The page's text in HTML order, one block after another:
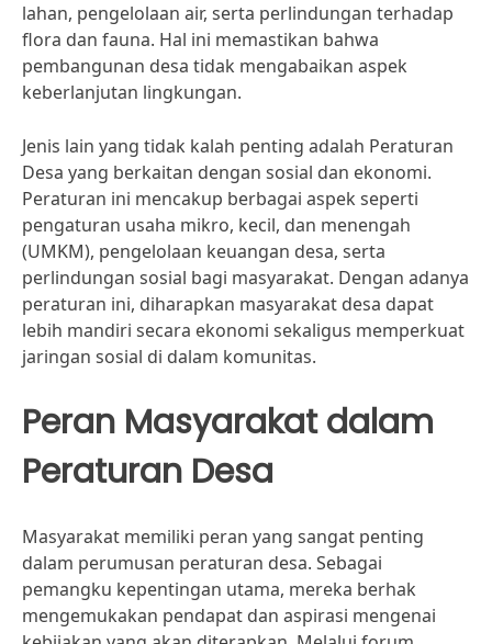
lahan, pengelolaan air, serta perlindungan terhadap
flora dan fauna. Hal ini memastikan bahwa
pembangunan desa tidak mengabaikan aspek
keberlanjutan lingkungan.
Jenis lain yang tidak kalah penting adalah Peraturan
Desa yang berkaitan dengan sosial dan ekonomi.
Peraturan ini mencakup berbagai aspek seperti
pengaturan usaha mikro, kecil, dan menengah
(UMKM), pengelolaan keuangan desa, serta
perlindungan sosial bagi masyarakat. Dengan adanya
peraturan ini, diharapkan masyarakat desa dapat
lebih mandiri secara ekonomi sekaligus memperkuat
jaringan sosial di dalam komunitas.
Peran Masyarakat dalam
Peraturan Desa
Masyarakat memiliki peran yang sangat penting
dalam perumusan peraturan desa. Sebagai
pemangku kepentingan utama, mereka berhak
mengemukakan pendapat dan aspirasi mengenai